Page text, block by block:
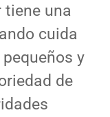
tiene una
cuida
y
de